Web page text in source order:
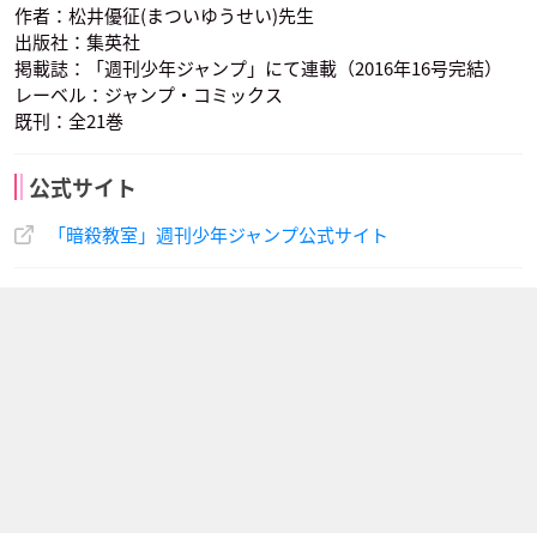
声優：緒方恵美 声優：宮野真守
潮田広海
作者：松井優征(まついゆうせい)先生
出版社：集英社
掲載誌：「週刊少年ジャンプ」にて連載（2016年16号完結）
レーベル：ジャンプ・コミックス
既刊：全21巻
公式サイト
「暗殺教室」週刊少年ジャンプ公式サイト